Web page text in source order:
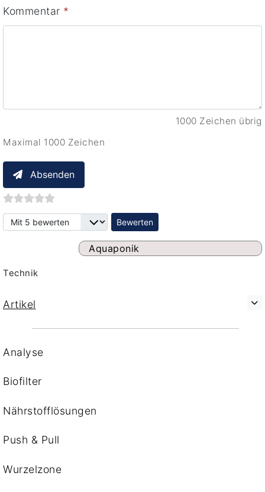
Kommentar *
1000 Zeichen übrig
Maximal 1000 Zeichen
Absenden
Bitte bewerten
Aquaponik
Technik
Artikel
Analyse
Biofilter
Nährstofflösungen
Push & Pull
Wurzelzone